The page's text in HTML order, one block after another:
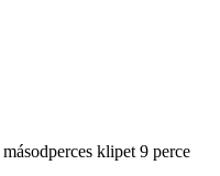
klipet 9 perce